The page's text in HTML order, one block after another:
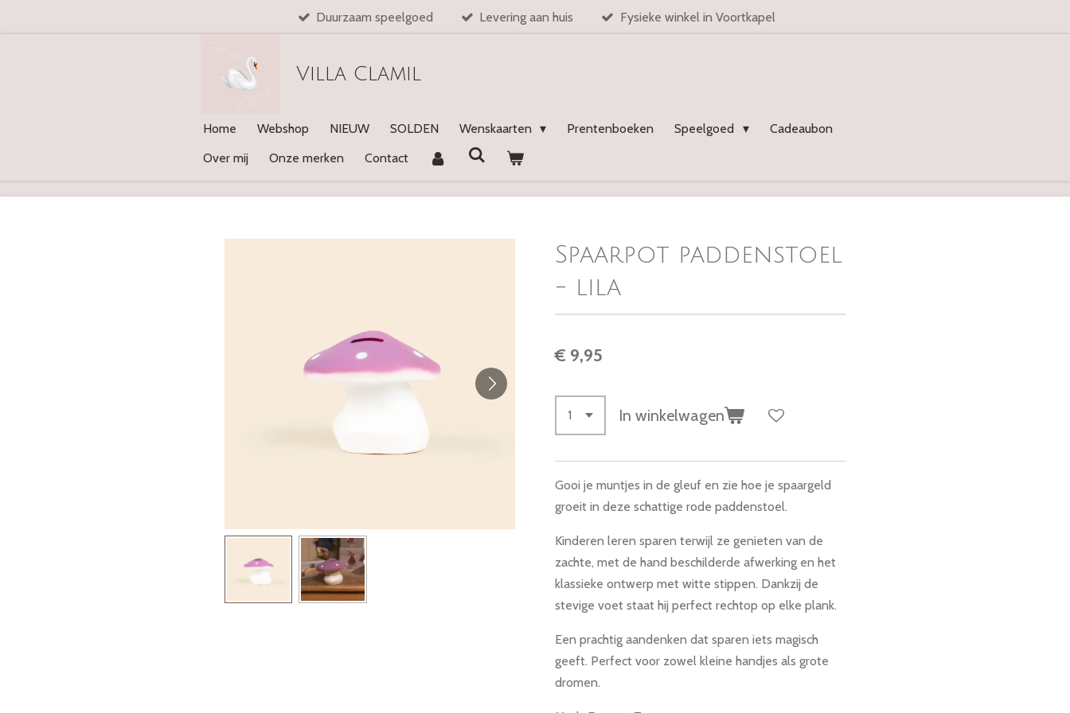
Duurzaam speelgoed Levering aan huis Fysieke winkel in Voortkapel
Villa Clamil
Home Webshop NIEUW SOLDEN Wenskaarten Prentenboeken Speelgoed
Cadeaubon
Over mij
Onze merken Contact
Spaarpot paddenstoel
- lila
€ 9,95
In winkelwagen
Gooi je muntjes in de gleuf en zie hoe je spaargeld
groeit in deze schattige rode paddenstoel.
Kinderen leren sparen terwijl ze genieten van de
zachte, met de hand beschilderde afwerking en het
klassieke ontwerp met witte stippen. Dankzij de
stevige voet staat hij perfect rechtop op elke plank.
Een prachtig aandenken dat sparen iets magisch
geeft. Perfect voor zowel kleine handjes als grote
dromen.